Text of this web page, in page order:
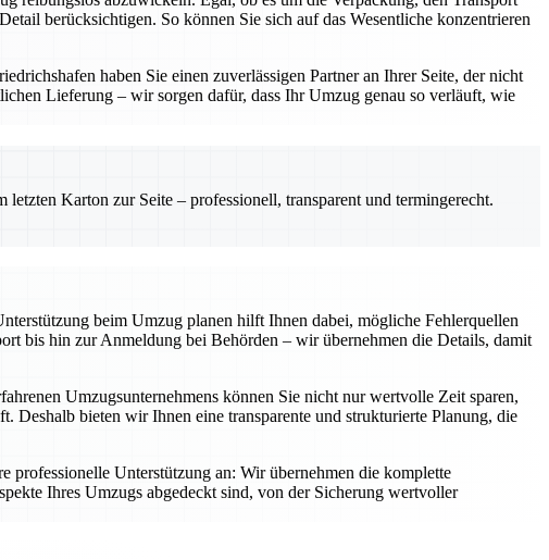
berücksichtigen. So können Sie sich auf das Wesentliche konzentrieren
haben Sie einen zuverlässigen Partner an Ihrer Seite, der nicht
Lieferung – wir sorgen dafür, dass Ihr Umzug genau so verläuft, wie
Karton zur Seite – professionell, transparent und termingerecht.
beim Umzug planen hilft Ihnen dabei, mögliche Fehlerquellen
bis hin zur Anmeldung bei Behörden – wir übernehmen die Details, damit
Umzugsunternehmens können Sie nicht nur wertvolle Zeit sparen,
Deshalb bieten wir Ihnen eine transparente und strukturierte Planung, die
professionelle Unterstützung an: Wir übernehmen die komplette
Ihres Umzugs abgedeckt sind, von der Sicherung wertvoller